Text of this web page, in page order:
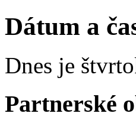
Dátum a
Dnes je
Partnerské